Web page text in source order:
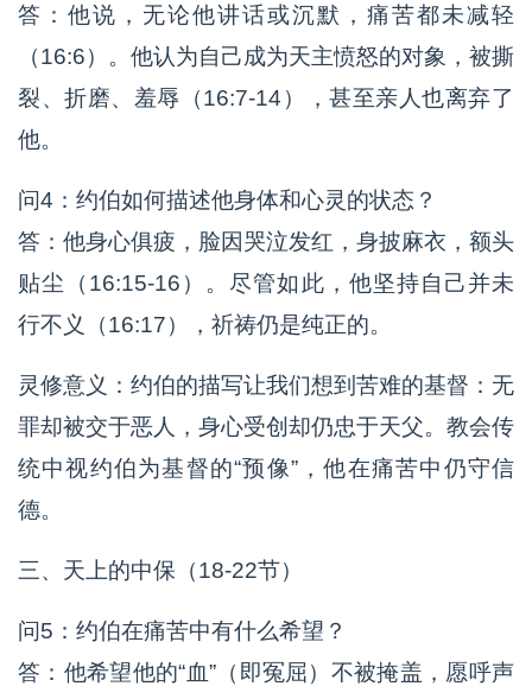
答：他说，无论他讲话或沉默，痛苦都未减轻
（16:6）。他认为自己成为天主愤怒的对象，被撕
裂、折磨、羞辱（16:7-14），甚至亲人也离弃了
他。
问4：约伯如何描述他身体和心灵的状态？
答：他身心俱疲，脸因哭泣发红，身披麻衣，额头
贴尘（16:15-16）。尽管如此，他坚持自己并未
行不义（16:17），祈祷仍是纯正的。
灵修意义：约伯的描写让我们想到苦难的基督：无
罪却被交于恶人，身心受创却仍忠于天父。教会传
统中视约伯为基督的“预像”，他在痛苦中仍守信
德。
三、天上的中保（18-22节）
问5：约伯在痛苦中有什么希望？
答：他希望他的“血”（即冤屈）不被掩盖，愿呼声